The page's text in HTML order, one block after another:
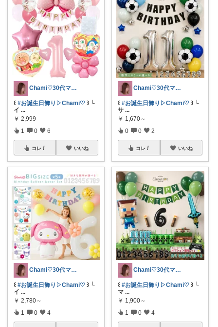
Chami♡30代ママの推しアイテム
꒰ #お誕生日飾り▷Chami♡ ꒱ └
イ ...
￥ 2,999
1 0 6
コレ いいね
Chami♡30代ママの推しアイテム
꒰ #お誕生日飾り▷Chami♡ ꒱ └
イ ...
￥ 2,780～
1 0 4
Chami♡30代ママの推しアイテム
꒰ #お誕生日飾り▷Chami♡ ꒱ └
サ ...
￥ 1,670～
0 0 2
コレ いいね
Chami♡30代ママの推しアイテム
꒰ #お誕生日飾り▷Chami♡ ꒱ └
マ ...
￥ 1,900～
1 0 4